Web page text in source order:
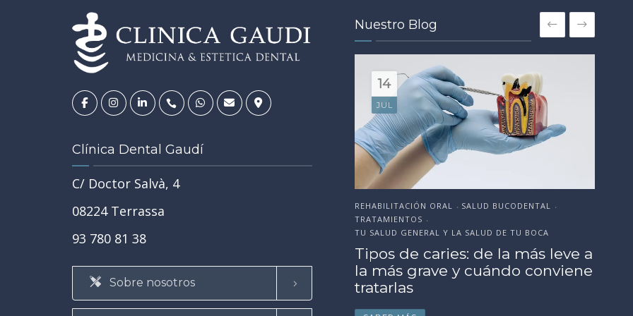
Clínica Dental Gaudí
C/ Doctor Salvà, 4
08224 Terrassa
93 780 81 38
Sobre nosotros
Nuestro Blog
14
JUL
REHABILITACIÓN ORAL • SALUD BUCODENTAL •
TRATAMIENTOS •
TU SALUD GENERAL Y LA SALUD DE TU BOCA
Tipos de caries: de la más leve a
la más grave y cuándo conviene
tratarlas
18
JUN
ESTÉTICA DENTAL • SALUD BUCODENTAL •
TRATAMIENTOS •
TU SALUD GENERAL Y LA SALUD DE TU BOCA
Cómo preparar tu sonrisa antes
de la boda, evento o
celebración importante